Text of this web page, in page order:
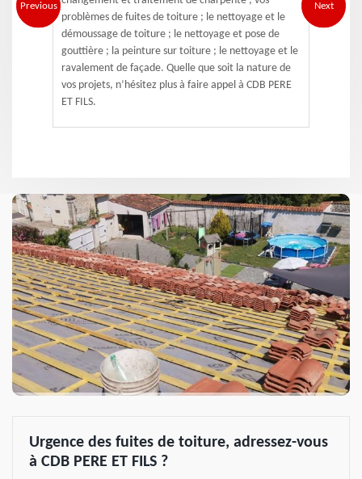
Previous
problèmes de fuites de toiture ; le nettoyage et le
démoussage de toiture ; le nettoyage et pose de
gouttière ; la peinture sur toiture ; le nettoyage et le
ravalement de façade. Quelle que soit la nature de
vos projets, n’hésitez plus à faire appel à CDB PERE
ET FILS.
Next
Urgence des fuites de toiture, adressez-vous
à CDB PERE ET FILS ?